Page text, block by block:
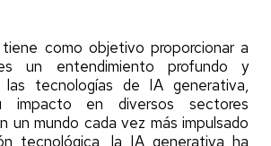
como objetivo proporcionar a
un entendimiento profundo y
las tecnologías de IA generativa,
impacto en diversos sectores
un mundo cada vez más impulsado
tecnológica, la IA generativa ha